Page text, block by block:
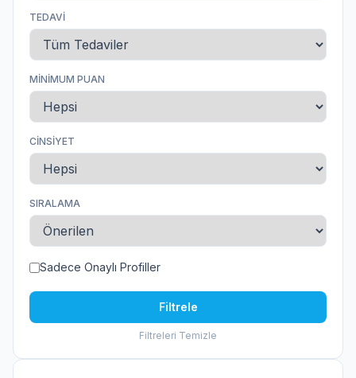
TEDAVI
MINIMUM PUAN
CINSIYET
SIRALAMA
Sadece Onaylı Profiller
Filtrele
Filtreleri Temizle